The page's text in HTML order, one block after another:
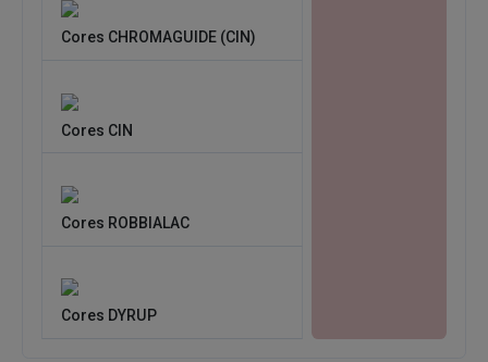
Cores CHROMAGUIDE (CIN)
Cores CIN
Cores ROBBIALAC
Cores DYRUP